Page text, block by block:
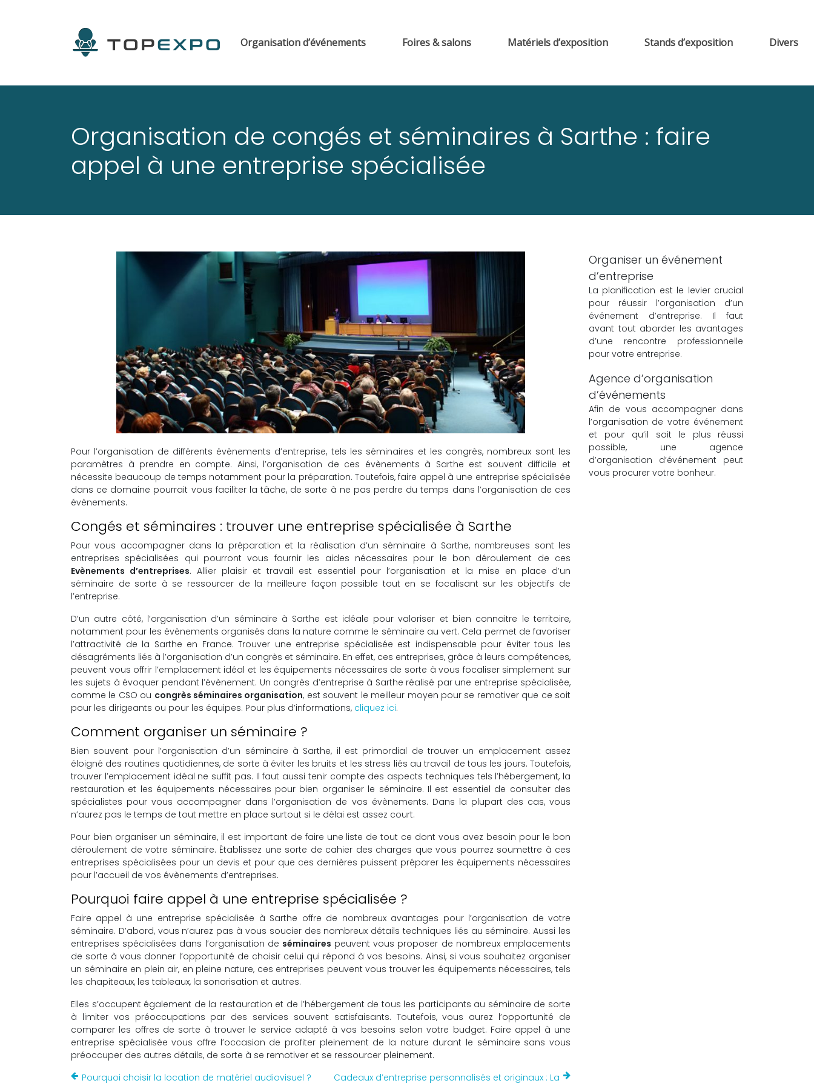
Organisation d’événements Foires & salons Matériels d’exposition Stands d’exposition Divers
Organisation de congés et séminaires à Sarthe : faire
appel à une entreprise spécialisée
Pour l’organisation de différents évènements d’entreprise, tels les séminaires et les congrès, nombreux sont les
paramètres à prendre en compte. Ainsi, l’organisation de ces évènements à Sarthe est souvent difficile et
nécessite beaucoup de temps notamment pour la préparation. Toutefois, faire appel à une entreprise spécialisée
dans ce domaine pourrait vous faciliter la tâche, de sorte à ne pas perdre du temps dans l’organisation de ces
évènements.
Congés et séminaires : trouver une entreprise spécialisée à Sarthe
Pour vous accompagner dans la préparation et la réalisation d’un séminaire à Sarthe, nombreuses sont les
entreprises spécialisées qui pourront vous fournir les aides nécessaires pour le bon déroulement de ces
Evènements d’entreprises. Allier plaisir et travail est essentiel pour l’organisation et la mise en place d’un
séminaire de sorte à se ressourcer de la meilleure façon possible tout en se focalisant sur les objectifs de
l’entreprise.
D’un autre côté, l’organisation d’un séminaire à Sarthe est idéale pour valoriser et bien connaitre le territoire,
notamment pour les évènements organisés dans la nature comme le séminaire au vert. Cela permet de favoriser
l’attractivité de la Sarthe en France. Trouver une entreprise spécialisée est indispensable pour éviter tous les
désagréments liés à l’organisation d’un congrès et séminaire. En effet, ces entreprises, grâce à leurs compétences,
peuvent vous offrir l’emplacement idéal et les équipements nécessaires de sorte à vous focaliser simplement sur
les sujets à évoquer pendant l’évènement. Un congrès d’entreprise à Sarthe réalisé par une entreprise spécialisée,
comme le CSO ou congrès séminaires organisation, est souvent le meilleur moyen pour se remotiver que ce soit
pour les dirigeants ou pour les équipes. Pour plus d’informations, cliquez ici.
Comment organiser un séminaire ?
Bien souvent pour l’organisation d’un séminaire à Sarthe, il est primordial de trouver un emplacement assez
éloigné des routines quotidiennes, de sorte à éviter les bruits et les stress liés au travail de tous les jours. Toutefois,
trouver l’emplacement idéal ne suffit pas. Il faut aussi tenir compte des aspects techniques tels l’hébergement, la
restauration et les équipements nécessaires pour bien organiser le séminaire. Il est essentiel de consulter des
spécialistes pour vous accompagner dans l’organisation de vos évènements. Dans la plupart des cas, vous
n’aurez pas le temps de tout mettre en place surtout si le délai est assez court.
Pour bien organiser un séminaire, il est important de faire une liste de tout ce dont vous avez besoin pour le bon
déroulement de votre séminaire. Établissez une sorte de cahier des charges que vous pourrez soumettre à ces
entreprises spécialisées pour un devis et pour que ces dernières puissent préparer les équipements nécessaires
pour l’accueil de vos évènements d’entreprises.
Pourquoi faire appel à une entreprise spécialisée ?
Faire appel à une entreprise spécialisée à Sarthe offre de nombreux avantages pour l’organisation de votre
séminaire. D’abord, vous n’aurez pas à vous soucier des nombreux détails techniques liés au séminaire. Aussi les
entreprises spécialisées dans l’organisation de séminaires peuvent vous proposer de nombreux emplacements
de sorte à vous donner l’opportunité de choisir celui qui répond à vos besoins. Ainsi, si vous souhaitez organiser
un séminaire en plein air, en pleine nature, ces entreprises peuvent vous trouver les équipements nécessaires, tels
les chapiteaux, les tableaux, la sonorisation et autres.
Elles s’occupent également de la restauration et de l’hébergement de tous les participants au séminaire de sorte
à limiter vos préoccupations par des services souvent satisfaisants. Toutefois, vous aurez l’opportunité de
comparer les offres de sorte à trouver le service adapté à vos besoins selon votre budget. Faire appel à une
entreprise spécialisée vous offre l’occasion de profiter pleinement de la nature durant le séminaire sans vous
préoccuper des autres détails, de sorte à se remotiver et se ressourcer pleinement.
Pourquoi choisir la location de matériel audiovisuel ?
Cadeaux d’entreprise personnalisés et originaux : La
Organiser un événement
d’entreprise
La planification est le levier crucial
pour réussir l’organisation d’un
événement d’entreprise. Il faut
avant tout aborder les avantages
d’une rencontre professionnelle
pour votre entreprise.
Agence d’organisation
d’événements
Afin de vous accompagner dans
l’organisation de votre événement
et pour qu’il soit le plus réussi
possible, une agence
d’organisation d’événement peut
vous procurer votre bonheur.